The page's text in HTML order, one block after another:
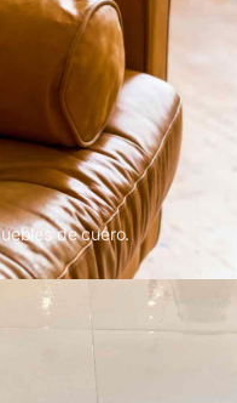
de cuero.